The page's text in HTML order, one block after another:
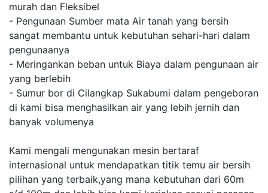
murah dan Fleksibel
- Pengunaan Sumber mata Air tanah yang bersih
sangat membantu untuk kebutuhan sehari-hari dalam
pengunaanya
- Meringankan beban untuk Biaya dalam pengunaan air
yang berlebih
- Sumur bor di Cilangkap Sukabumi dalam pengeboran
di kami bisa menghasilkan air yang lebih jernih dan
banyak volumenya
Kami mengali mengunakan mesin bertaraf
internasional untuk mendapatkan titik temu air bersih
pilihan yang terbaik,yang mana kebutuhan dari 60m